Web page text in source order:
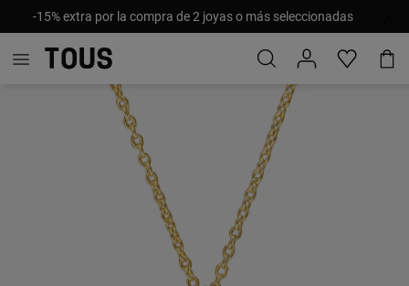
-15% extra por la compra de 2 joyas o más seleccionadas